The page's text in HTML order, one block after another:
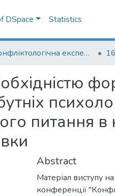
DSpace Statistics
Конфліктологічна експертиза: теорія та методика
питання
Abstract
Матеріал виступу
конференції